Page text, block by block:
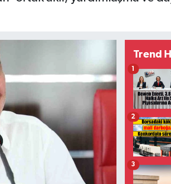
Trend
1
2
3